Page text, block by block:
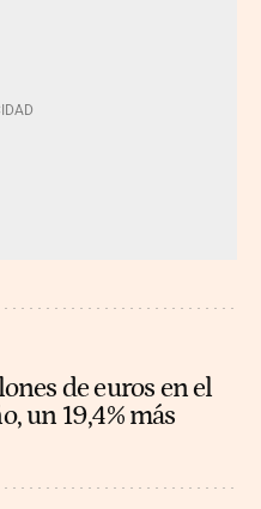
de euros en el
un 19,4% más